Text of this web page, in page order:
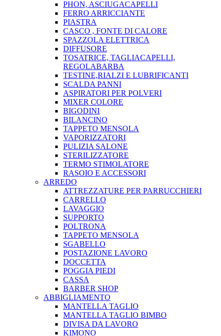
PHON, ASCIUGACAPELLI
FERRO ARRICCIANTE
PIASTRA
CASCO , FONTE DI CALORE
SPAZZOLA ELETTRICA
DIFFUSORE
TOSATRICE, TAGLIACAPELLI,
REGOLABARBA
TESTINE,RIALZI E LUBRIFICANTI
SCALDA PANNI
ASPIRATORI PER POLVERI
MIXER COLORE
BIGODINI
BILANCINO
TAPPETO MENSOLA
VAPORIZZATORI
PULIZIA SALONE
STERILIZZATORE
TERMO STIMOLATORE
RASOIO E ACCESSORI
ARREDO
ATTREZZATURE PER PARRUCCHIERI
CARRELLO
LAVAGGIO
SUPPORTO
POLTRONA
TAPPETO MENSOLA
SGABELLO
POSTAZIONE LAVORO
DOCCETTA
POGGIA PIEDI
CASSA
BARBER SHOP
ABBIGLIAMENTO
MANTELLA TAGLIO
MANTELLA TAGLIO BIMBO
DIVISA DA LAVORO
KIMONO